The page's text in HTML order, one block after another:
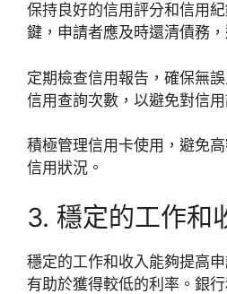
保持良好的信用評分和信用
鍵，申請者應及時還清債務
定期檢查信用報告，確保無
信用查詢次數，以避免對信
積極管理信用卡使用，避免
信用狀況。
3. 穩定的工作和
穩定的工作和收入能夠提高
有助於獲得較低的利率。銀